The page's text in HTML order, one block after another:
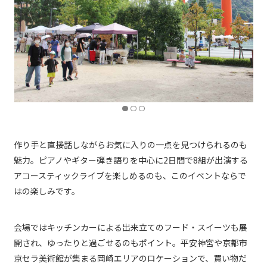
作り手と直接話しながらお気に入りの一点を見つけられるのも
魅力。ピアノやギター弾き語りを中心に2日間で8組が出演する
アコースティックライブを楽しめるのも、このイベントならで
はの楽しみです。
会場ではキッチンカーによる出来立てのフード・スイーツも展
開され、ゆったりと過ごせるのもポイント。平安神宮や京都市
京セラ美術館が集まる岡崎エリアのロケーションで、買い物だ